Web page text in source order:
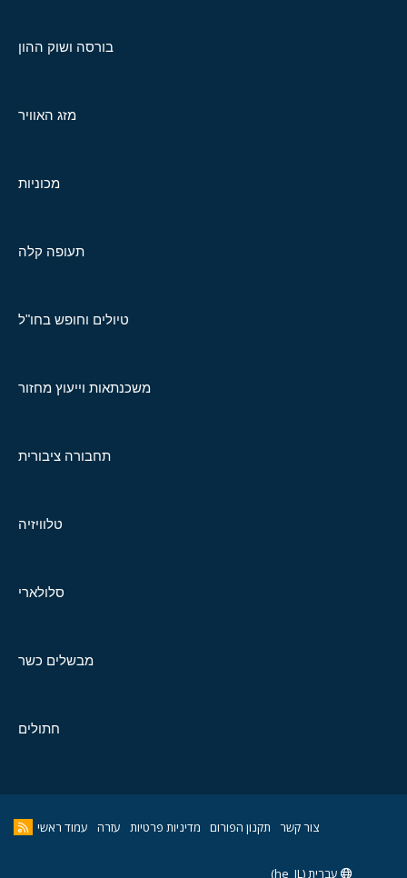
בורסה ושוק ההון
מזג האוויר
מכוניות
תעופה קלה
טיולים וחופש בחו"ל
משכנתאות וייעוץ מחזור
תחבורה ציבורית
טלוויזיה
סלולארי
מבשלים כשר
חתולים
צור קשר תקנון הפורום מדיניות פרטיות עזרה עמוד ראשי
עברית (he_IL)